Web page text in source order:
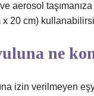
ve aerosol
x 20 cm)
ne
izin verilmeyen